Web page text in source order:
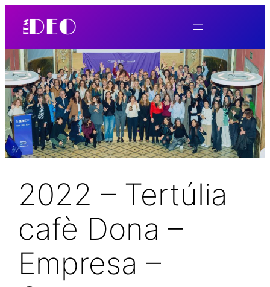
content
2022 – Tertúlia
cafè Dona –
Empresa –